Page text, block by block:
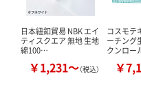
日本紐釦貿易 NBK エイ
ティスクエア 無地 生地
綿100…
￥1,231～（税込）
コスモテ
ーチング
クンロー
￥